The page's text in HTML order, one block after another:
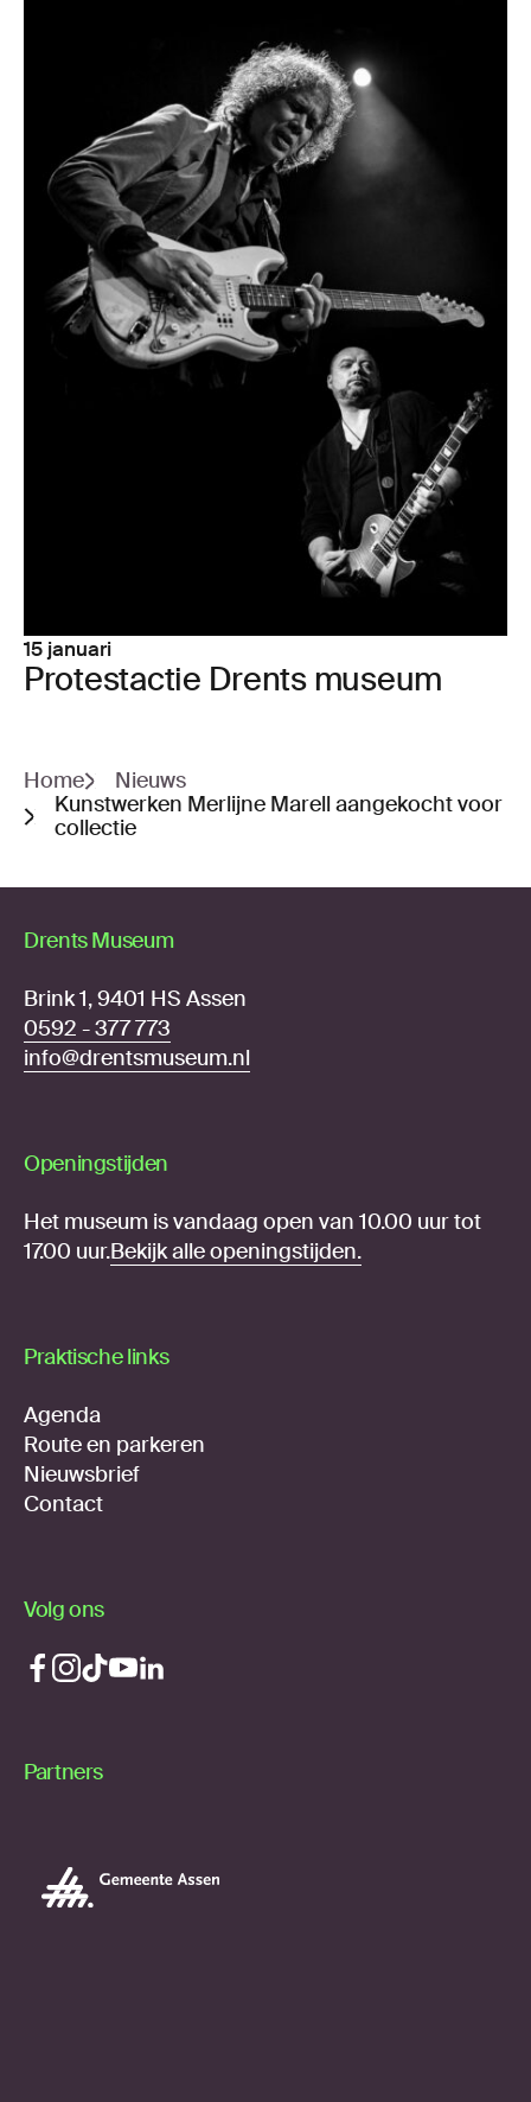
15 januari
Pro­test­ac­tie Drents museum
Home
Nieuws
Kunstwerken Merlijne Marell aangekocht voor
collectie
Drents Museum
Brink 1, 9401 HS Assen
0592 - 377 773
info@drentsmuseum.nl
Openingstijden
Het museum is vandaag open van 10.00 uur tot
17.00 uur.Bekijk alle openingstijden.
Praktische links
Agenda
Route en parkeren
Nieuwsbrief
Contact
Volg ons
Partners